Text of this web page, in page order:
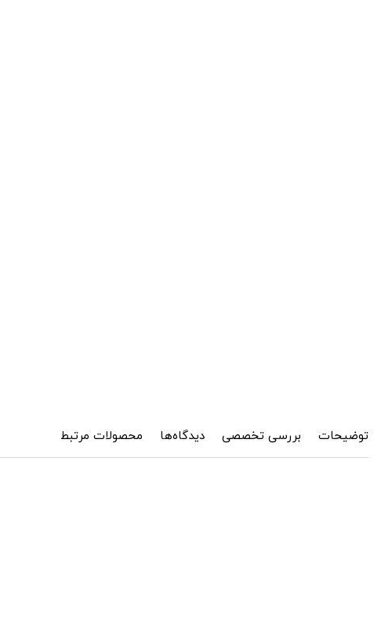
توضیحات بررسی تخصصی دیدگاه‌ها محصولات مرتبط